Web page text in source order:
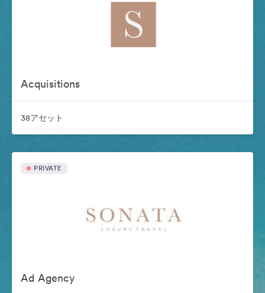
Acquisitions
38アセット
PRIVATE
Ad Agency